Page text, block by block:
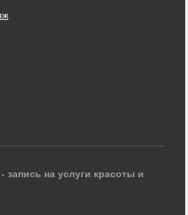
запись на услуги красоты и